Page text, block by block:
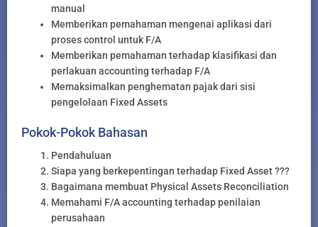
manual
Memberikan pemahaman mengenai aplikasi dari
proses control untuk F/A
Memberikan pemahaman terhadap klasifikasi dan
perlakuan accounting terhadap F/A
Memaksimalkan penghematan pajak dari sisi
pengelolaan Fixed Assets
Pokok-Pokok Bahasan
Pendahuluan
Siapa yang berkepentingan terhadap Fixed Asset ???
Bagaimana membuat Physical Assets Reconciliation
Memahami F/A accounting terhadap penilaian
perusahaan